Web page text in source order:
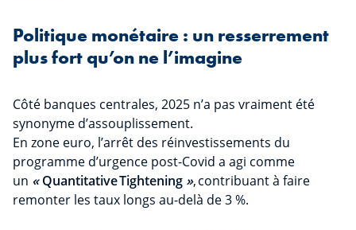
Politique monétaire : un resserrement
plus fort qu’on ne l’imagine
Côté banques centrales, 2025 n’a pas vraiment été
synonyme d’assouplissement.
En zone euro, l’arrêt des réinvestissements du
programme d’urgence post-Covid a agi comme
un « Quantitative Tightening », contribuant à faire
remonter les taux longs au-delà de 3 %.